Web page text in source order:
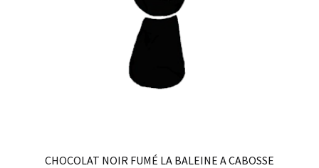
CHOCOLAT NOIR FUMÉ LA BALEINE A CABOSSE